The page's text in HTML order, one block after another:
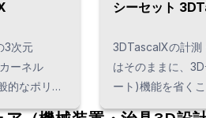
3次元
ーネル
的なポリゴ
い最大ナノ
シーセット
3DTascalXの計測
はそのままに、
ート)機能を省く
ォーマンス化を実